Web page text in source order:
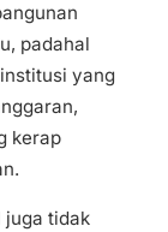
padahal
yang
kerap
juga tidak